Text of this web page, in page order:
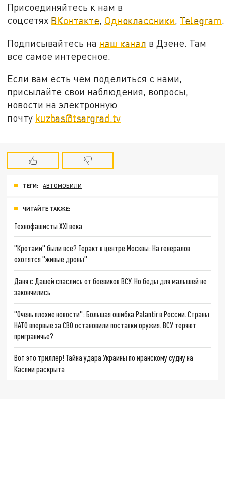
Присоединяйтесь к нам в
соцсетях ВКонтакте, Одноклассники, Telegram.
Подписывайтесь на наш канал в Дзене. Там
все самое интересное.
Если вам есть чем поделиться с нами,
присылайте свои наблюдения, вопросы,
новости на электронную
почту kuzbas@tsargrad.tv
ТЕГИ: АВТОМОБИЛИ
ЧИТАЙТЕ ТАКЖЕ:
Технофашисты XXI века
"Кротами" были все? Теракт в центре Москвы: На генералов
охотятся "живые дроны"
Даня с Дашей спаслись от боевиков ВСУ. Но беды для малышей не
закончились
"Очень плохие новости": Большая ошибка Palantir в России. Страны
НАТО впервые за СВО остановили поставки оружия. ВСУ теряют
приграничье?
Вот это триллер! Тайна удара Украины по иранскому судну на
Каспии раскрыта